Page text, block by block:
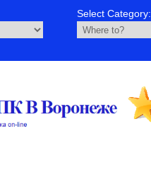
Select Category: